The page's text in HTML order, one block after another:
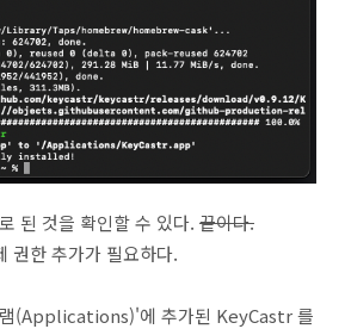
된 것을 확인할 수 있다. 끝이다.
권한 추가가 필요하다.
(Applications)'에 추가된 KeyCastr 를